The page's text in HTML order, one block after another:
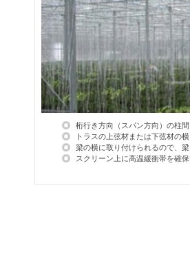
桁行き方向（スパン方向）の柱間
トラスの上弦材または下弦材の
梁の横に取り付けられるので、
スクリーン上に高温緩衝帯を確保